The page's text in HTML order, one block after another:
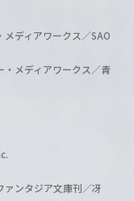
ディアワークス／SAO
メディアワークス／青
ンタジア文庫刊／冴